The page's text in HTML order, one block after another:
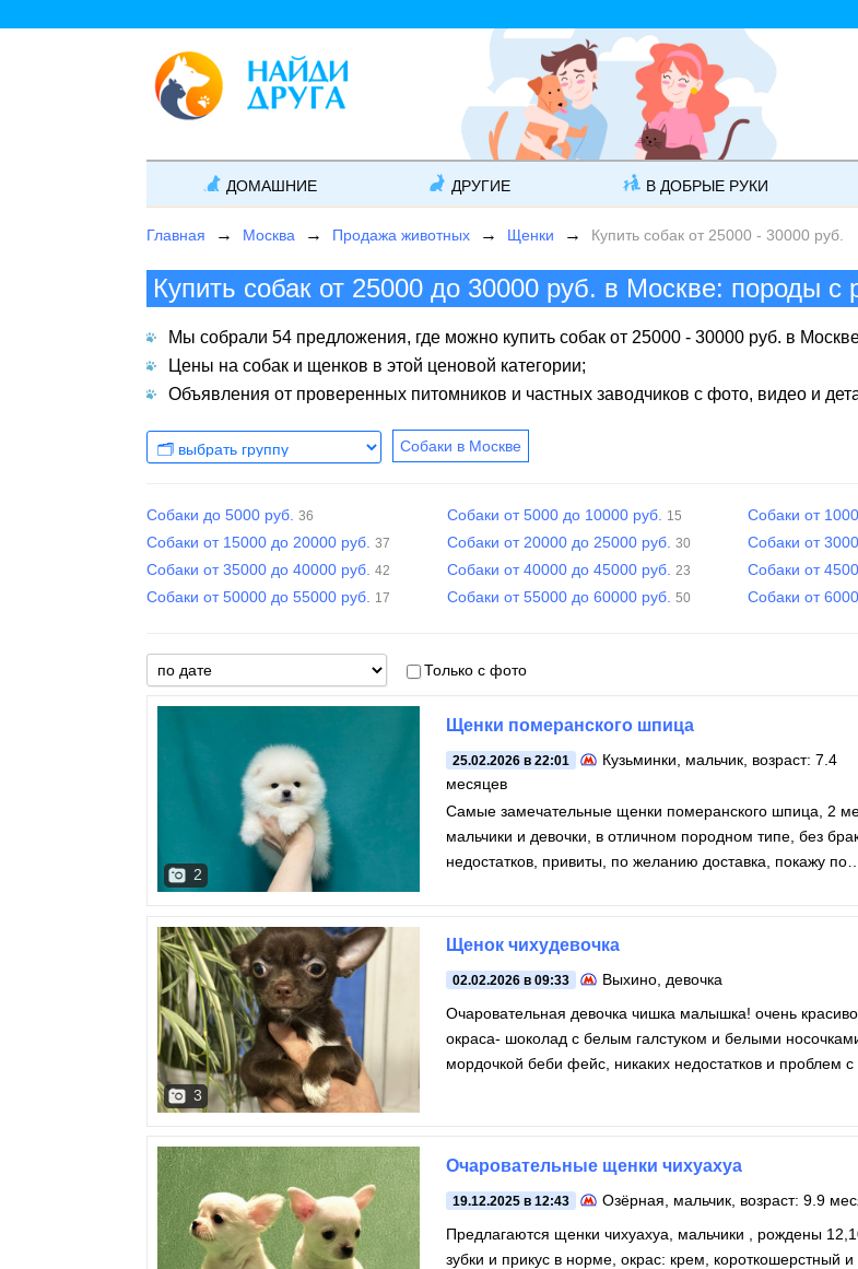
ДОМАШНИЕ ДРУГИЕ В ДОБРЫЕ РУКИ
Главная Москва Продажа животных Щенки Купить собак от 25000 - 30000 руб.
Купить собак от 25000 до 30000 руб. в Москве: породы с
Мы собрали 54 предложения, где можно купить собак от 25000 - 30000 руб. в
Цены на собак и щенков в этой ценовой категории;
Объявления от проверенных питомников и частных заводчиков с фото, видео и
Собаки в Москве
Собаки до 5000 руб.36 Собаки от 5000 до 10000 руб. 15 Собаки от
Собаки от 15000 до 20000 руб.37 Собаки от 20000 до 25000 руб.30 Собаки от
Собаки от 35000 до 40000 руб.42 Собаки от 40000 до 45000 руб. 23 Собаки от
Собаки от 50000 до 55000 руб. 17 Собаки от 55000 до 60000 руб.50 Собаки от
Только с фото
2
Щенки померанского шпица
25.02.2026 в 22:01 Кузьминки , мальчик, возраст: 7.4
месяцев
Самые замечательные щенки померанского шпица, 2
мальчики и девочки, в отличном породном типе, без
недостатков, привиты, по желанию доставка, покажу по
3
Щенок чихудевочка
02.02.2026 в 09:33 Выхино, девочка
Очаровательная девочка чишка малышка! очень
окраса- шоколад с белым галстуком и белыми
мордочкой беби фейс, никаких недостатков и проблем с
Очаровательные щенки чихуахуа
19.12.2025 в 12:43 Озёрная , мальчик, возраст: 9.9
Предлагаются щенки чихуахуа, мальчики , рождены
зубки и прикус в норме, окрас: крем, короткошерстный и